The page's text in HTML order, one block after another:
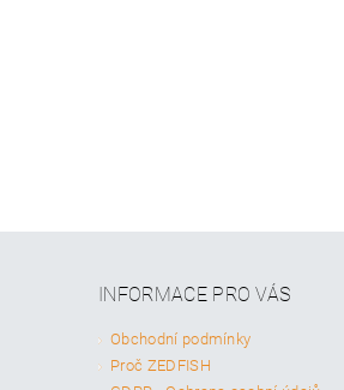
INFORMACE PRO VÁS
Obchodní podmínky
Proč ZEDFISH